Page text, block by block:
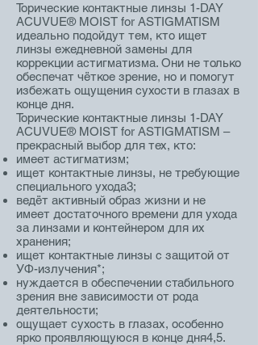
Торические контактные линзы 1-DAY
ACUVUE® MOIST for ASTIGMATISM
идеально подойдут тем, кто ищет
линзы ежедневной замены для
коррекции астигматизма. Они не только
обеспечат чёткое зрение, но и помогут
избежать ощущения сухости в глазах в
конце дня.
Торические контактные линзы 1-DAY
ACUVUE® MOIST for ASTIGMATISM –
прекрасный выбор для тех, кто:
имеет астигматизм;
ищет контактные линзы, не требующие
специального ухода3;
ведёт активный образ жизни и не
имеет достаточного времени для ухода
за линзами и контейнером для их
хранения;
ищет контактные линзы с защитой от
УФ-излучения*;
нуждается в обеспечении стабильного
зрения вне зависимости от рода
деятельности;
ощущает сухость в глазах, особенно
ярко проявляющуюся в конце дня4,5.